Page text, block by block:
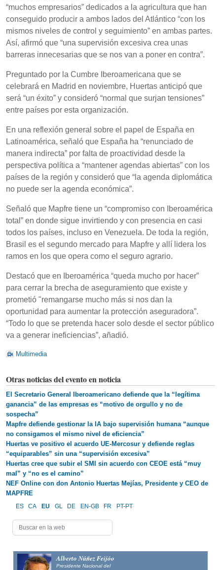
“muchos empresarios” dedicados a la agricultura que han
conseguido producir a ambos lados del Atlántico “con los
mismos niveles de control y seguimiento” en ambas partes.
Así, afirmó que “una supervisión excesiva crea unas
barreras innecesarias que se nos van a poner en contra”.
Preguntado por la Cumbre Iberoamericana que se
celebrará en Madrid en noviembre, Huertas anticipó que
será “un éxito” y consideró “normal que surjan tensiones”
entre países por esta organización.
En una reflexión general sobre el papel de España en
Latinoamérica, señaló que España ha “renunciado de
manera indirecta” por falta de proactividad desde la
perspectiva política a “mantener agendas abiertas” con los
países de la región y consideró que “la agenda diplomática
no puede ser la agenda económica”.
Señaló que Mapfre tiene un “compromiso con Iberoamérica
total” en donde sigue invirtiendo y con presencia en casi
todos los países, incluso en Venezuela. De toda la región,
Brasil es el segundo mercado para Mapfre y allí lidera los
ramos en los que opera como el seguro agrario.
Destacó que en Iberoamérica “queda mucho por hacer”
para cerrar la brecha de aseguramiento que existe y
prometió "remangarse mucho más si nos dan la
oportunidad para aumentar la protección aseguradora”.
“Todo lo que se pretenda hacer solo desde el sector público
va a generar ineficiencias”, añadió.
Multimedia
Otras noticias del evento en noticia
El Secretario General Iberoamericano defiende que la “legítima
ganancia” de las empresas es “motivo de orgullo y no de
sospecha”
Mapfre defiende gestionar la IA bajo supervisión humana “aunque
no consigamos el mismo nivel de eficiencia”
Huertas ve positivo el acuerdo UE-Mercosur y defiende reglas
“equiparables” sin una “supervisión excesiva”
Huertas cree que subir el SMI sin acuerdo con CEOE está “muy
mal” y “no es el camino”
NEF Online con don Antonio Huertas Mejías, Presidente y CEO de
MAPFRE
ES CA EU GL DE EN-GB FR PT-PT
Alberto Núñez Feijóo
Presidente Nacional del